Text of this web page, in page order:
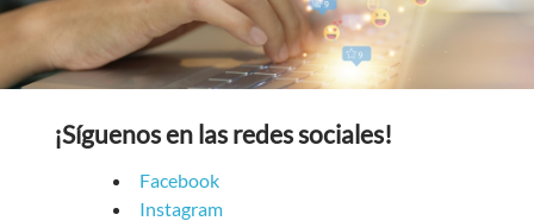
¡Síguenos en las redes sociales!
Facebook
Instagram